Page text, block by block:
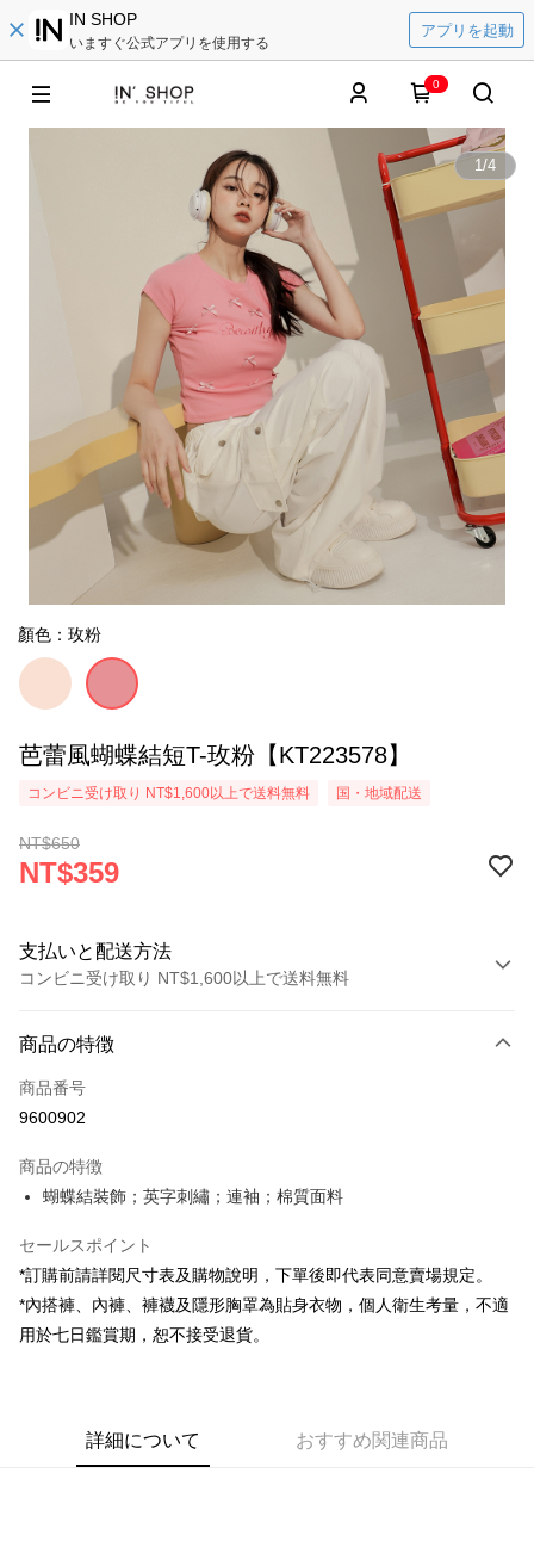
IN SHOP
いますぐ公式アプリを使用する
アプリを起動
0
1/4
顏色：玫粉
芭蕾風蝴蝶結短T-玫粉【KT223578】
コンビニ受け取り NT$1,600以上で送料無料 国・地域配送
NT$650
NT$359
支払いと配送方法
コンビニ受け取り NT$1,600以上で送料無料
クレジットカード1回払い
コンビニ店頭代金引換
Apple Pay
Google Pay
2. 支払い方法で「OP Pay Later」を選択すると、注文が成立した後に自動
的に OP Pay Later の取引プロセスに移行し、携帯番号を確認後、分割払
一、 AFTEE代金後払いについて
1.お支払い方法でAFTEE代金後払いを選択すると、携帯電話認証ウィンド
ATM払い
商品の特徴
商品番号
9600902
商品の特徴
蝴蝶結裝飾；英字刺繡；連袖；棉質面料
セールスポイント
*訂購前請詳閱尺寸表及購物說明，下單後即代表同意賣場規定。
*內搭褲、內褲、褲襪及隱形胸罩為貼身衣物，個人衛生考量，不適
用於七日鑑賞期，恕不接受退貨。
詳細について おすすめ関連商品